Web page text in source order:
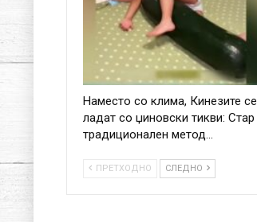
Наместо со клима, Кинезите се
ладат со џиновски тикви: Стар
традиционален метод…
ПРЕТХОДНО СЛЕДНО